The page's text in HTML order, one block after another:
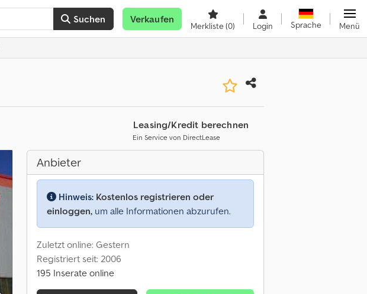
Suchen Verkaufen
Merkliste(0) Login Sprache Menü
Leasing/Kredit berechnen
Ein Service von DirectLease
Anbieter
Hinweis: Kostenlos registrieren oder
einloggen, um alle Informationen abzurufen.
Zuletzt online: Gestern
Registriert seit: 2006
195 Inserate online